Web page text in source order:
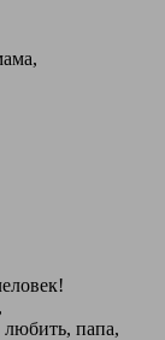
любить, папа,